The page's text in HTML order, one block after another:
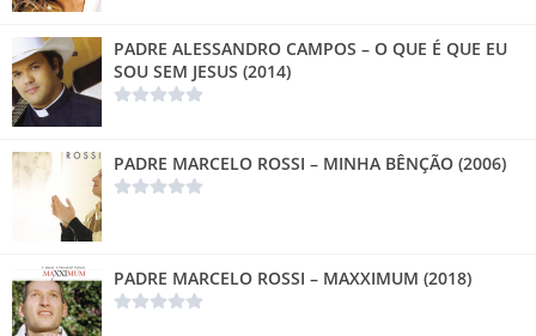
PADRE ALESSANDRO CAMPOS – O QUE É QUE EU
SOU SEM JESUS (2014)
PADRE MARCELO ROSSI – MINHA BÊNÇÃO (2006)
PADRE MARCELO ROSSI – MAXXIMUM (2018)